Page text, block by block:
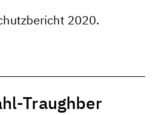
2020.
Traughber